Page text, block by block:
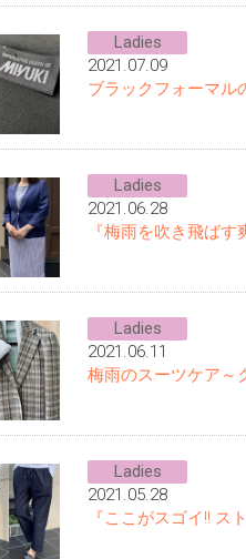
Ladies
2021.07.09
ブラックフォーマル
Ladies
2021.06.28
『梅雨を吹き飛ば
Ladies
2021.06.11
梅雨のスーツケア～
Ladies
2021.05.28
『ここがスゴイ!! ス